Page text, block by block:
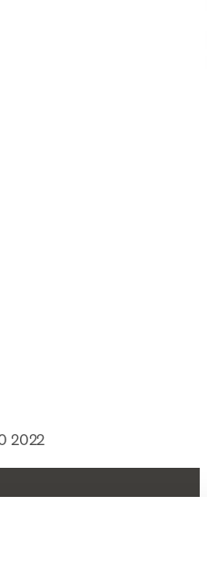
2022